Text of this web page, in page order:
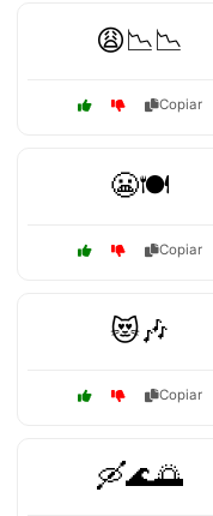
😩📉📉
Copiar
😬🍽️
Copiar
😻🎶
Copiar
🛶🌊🌅